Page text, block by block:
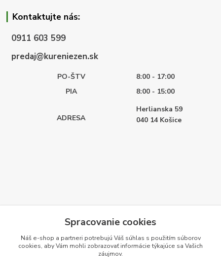
Kontaktujte nás:
0911 603 599
predaj@kureniezen.sk
PO-ŠTV
8:00 - 17:00
PIA
8:00 - 15:00
ADRESA
Herlianska 59
040 14 Košice
Spracovanie cookies
Náš e-shop a partneri potrebujú Váš súhlas s použitím súborov
cookies, aby Vám mohli zobrazovať informácie týkajúce sa Vašich
záujmov.